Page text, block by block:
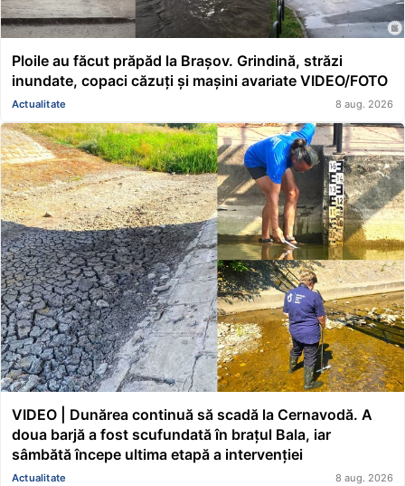
Ploile au făcut prăpăd la Brașov. Grindină, străzi
inundate, copaci căzuți și mașini avariate VIDEO/FOTO
Actualitate 8 aug. 2026
VIDEO | Dunărea continuă să scadă la Cernavodă. A
doua barjă a fost scufundată în brațul Bala, iar
sâmbătă începe ultima etapă a intervenției
Actualitate 8 aug. 2026